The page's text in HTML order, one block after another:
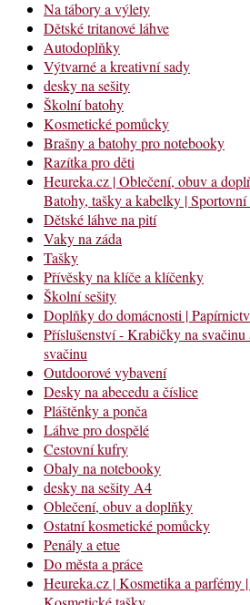
Na tábory a výlety
Dětské tritanové láhve
Autodoplňky
Výtvarné a kreativní sady
desky na sešity
Školní batohy
Kosmetické pomůcky
Brašny a batohy pro notebooky
Razítka pro děti
Heureka.cz | Oblečení, obuv a
Batohy, tašky a kabelky | Sportovní
Dětské láhve na pití
Vaky na záda
Tašky
Přívěsky na klíče a klíčenky
Školní sešity
Doplňky do domácnosti |
Příslušenství - Krabičky na
svačinu
Outdoorové vybavení
Desky na abecedu a číslice
Pláštěnky a ponča
Láhve pro dospělé
Cestovní kufry
Obaly na notebooky
desky na sešity A4
Oblečení, obuv a doplňky
Ostatní kosmetické pomůcky
Penály a etue
Do města a práce
Heureka.cz | Kosmetika a parfémy